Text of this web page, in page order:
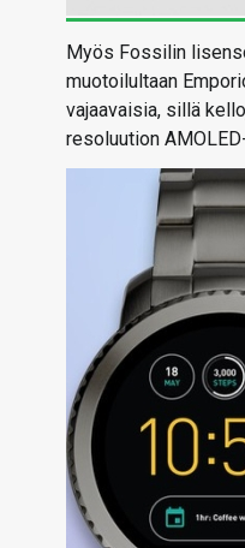
Myös Fossilin
muotoilultaan
vajaavaisia, sillä
resoluution